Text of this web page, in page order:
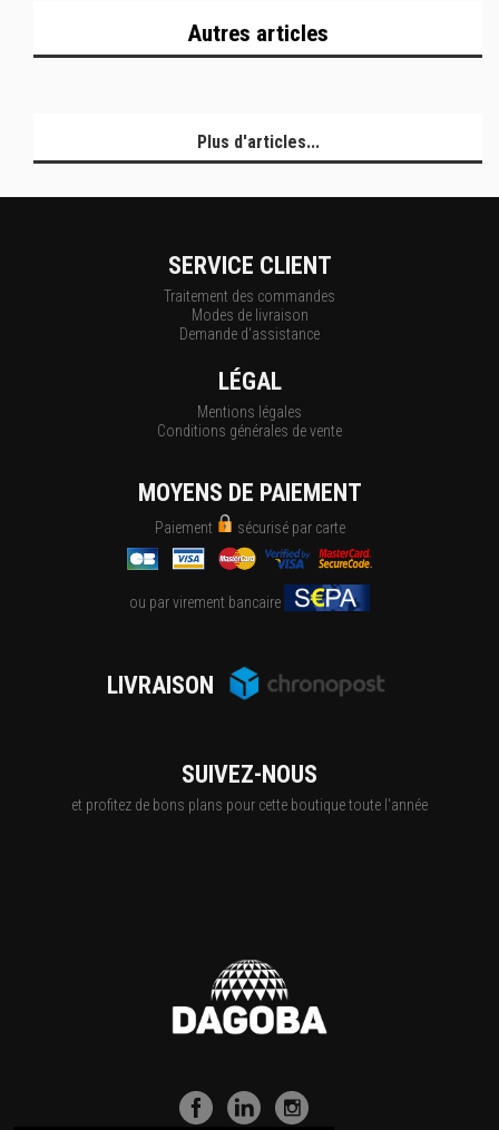
Autres articles
Plus d'articles...
SERVICE CLIENT
Traitement des commandes
Modes de livraison
Demande d'assistance
LÉGAL
Mentions légales
Conditions générales de vente
MOYENS DE PAIEMENT
Paiement sécurisé par carte
ou par virement bancaire
LIVRAISON
SUIVEZ-NOUS
et profitez de bons plans pour cette boutique toute l'année